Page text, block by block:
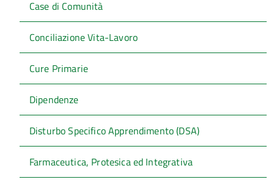
Case di Comunità
Conciliazione Vita-Lavoro
Cure Primarie
Dipendenze
Disturbo Specifico Apprendimento (DSA)
Farmaceutica, Protesica ed Integrativa